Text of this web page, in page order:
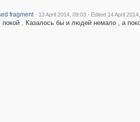
fragment · 13 April 2014, 09:03 · Edited 14 April
покой . Казалось бы и людей немало , а